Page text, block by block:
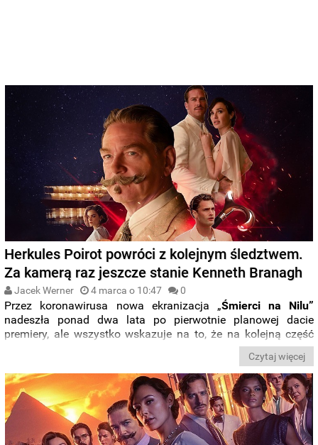
Herkules Poirot powróci z kolejnym śledztwem.
Za kamerą raz jeszcze stanie Kenneth Branagh
Jacek Werner 4 marca o 10:47 0
Przez koronawirusa nowa ekranizacja „Śmierci na Nilu”
nadeszła ponad dwa lata po pierwotnie planowej dacie
premiery, ale wszystko wskazuje na to, że na kolejną część
nie trzeba będzie
w reżyserii i z główną rolą
Kennetha Branaghaoficjalnie zapowiedział właśnie szef20th
Century Studios.
Czytaj więcej